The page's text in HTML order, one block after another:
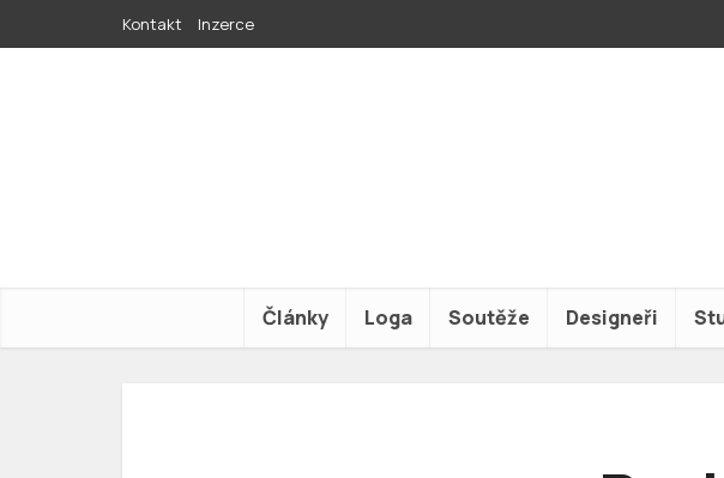
Kontakt Inzerce
Články Loga Soutěže Designeři